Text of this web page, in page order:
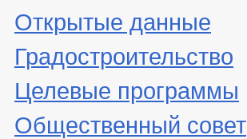
Открытые данные
Градостроительство
Целевые программы
Общественный совет